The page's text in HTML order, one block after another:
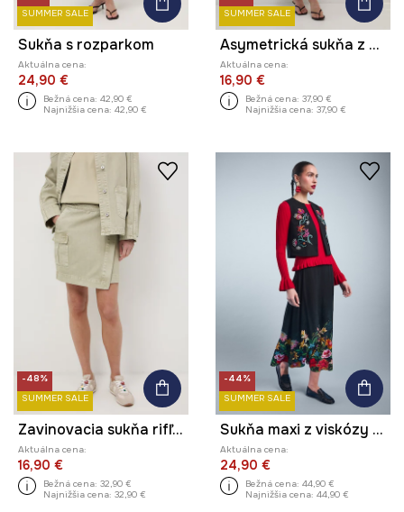
SUMMER SALE
Sukňa s rozparkom
Aktuálna cena:
24,90 €
Bežná cena: 42,90 €
Najnižšia cena: 42,90 €
SUMMER SALE
Asymetrická sukňa z viskózy
Aktuálna cena:
16,90 €
Bežná cena: 37,90 €
Najnižšia cena: 37,90 €
-48%
SUMMER SALE
Zavinovacia sukňa rifľová
Aktuálna cena:
16,90 €
Bežná cena: 32,90 €
Najnižšia cena: 32,90 €
-44%
SUMMER SALE
Sukňa maxi z viskózy maxi s motívom kvetov
Aktuálna cena:
24,90 €
Bežná cena: 44,90 €
Najnižšia cena: 44,90 €